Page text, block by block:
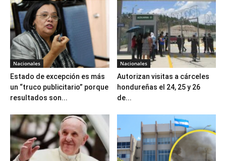
Nacionales
Estado de excepción es más
un “truco publicitario” porque
resultados son...
Nacionales
Autorizan visitas a cárceles
hondureñas el 24, 25 y 26
de...